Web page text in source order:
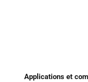
Applications et